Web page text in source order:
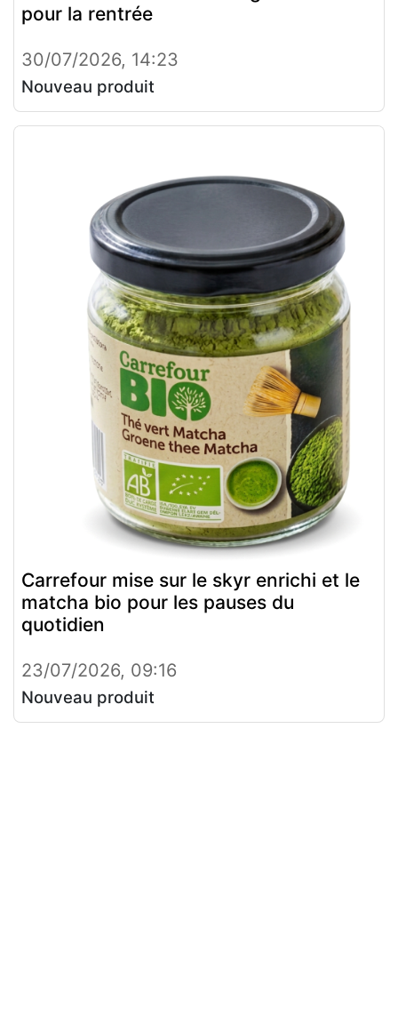
pour la rentrée
30/07/2026, 14:23
Nouveau produit
Carrefour mise sur le skyr enrichi et le
matcha bio pour les pauses du
quotidien
23/07/2026, 09:16
Nouveau produit